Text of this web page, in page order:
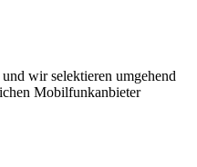
wir selektieren umgehend
Mobilfunkanbieter